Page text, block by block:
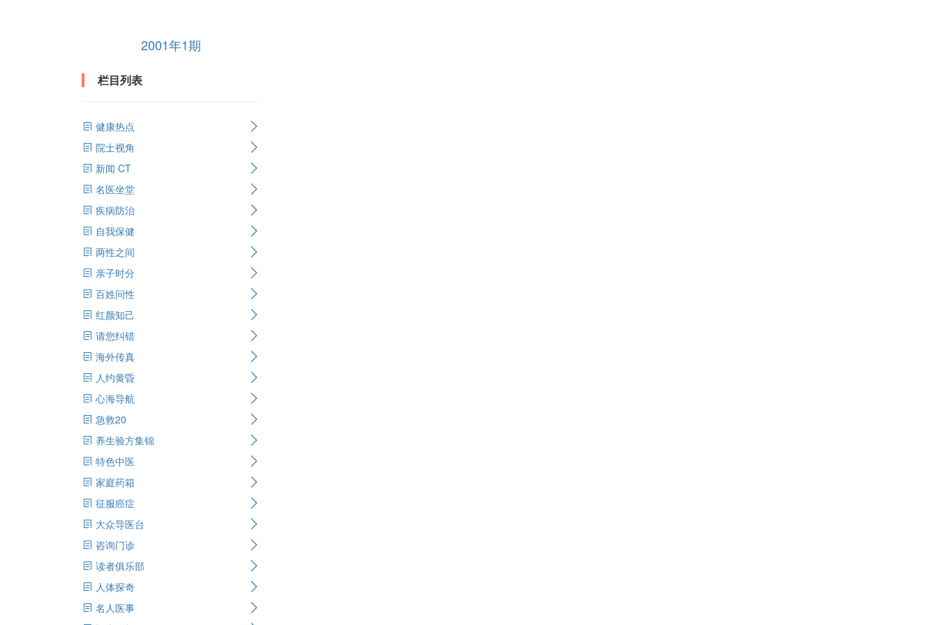
2001年1期
栏目列表
健康热点
院士视角
新闻 CT
名医坐堂
疾病防治
自我保健
两性之间
亲子时分
百姓问性
红颜知己
请您纠错
海外传真
人约黄昏
心海导航
急救20
养生验方集锦
特色中医
家庭药箱
征服癌症
大众导医台
咨询门诊
读者俱乐部
人体探奇
名人医事